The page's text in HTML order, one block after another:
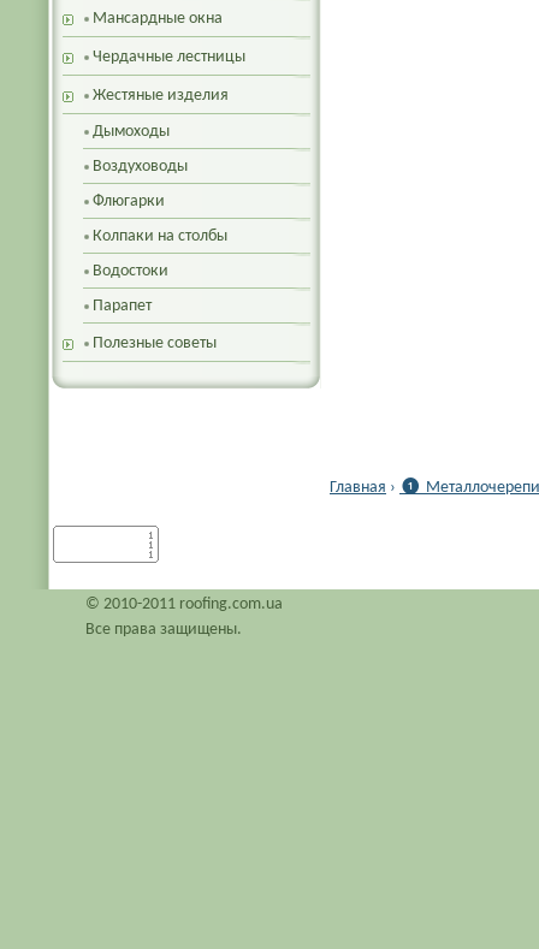
Мансардные окна
Чердачные лестницы
Жестяные изделия
Дымоходы
Воздуховоды
Флюгарки
Колпаки на столбы
Водостоки
Парапет
Полезные советы
Главная › ❶
© 2010-2011 roofing.com.ua
Все права защищены.